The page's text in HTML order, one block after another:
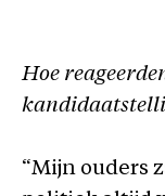
Hoe
“Mijn ouders